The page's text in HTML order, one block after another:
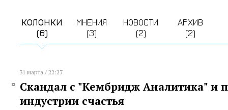
КОЛОНКИ
(6)
МНЕНИЯ
(3)
НОВОСТИ
(2)
АРХИВ
(2)
31 марта / 22:27
Скандал с "Кембридж Аналитика" и
индустрии счастья